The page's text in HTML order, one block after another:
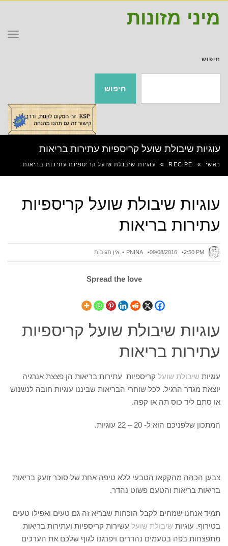
מיני מזונות
חיפוש
חיפוש
עוגיות שיבולת שועל קריספיות עתירות בריאות
ראשי »
RECIPE
» עוגיות שיבולת שועל קריספיות עתירות בריאות
עוגיות שיבולת שועל קריספיות
עתירות בריאות
PNINA 09/08/2016 2:50 PM אין תגובות
Spread the love
עוגיות שיבולת שועל קריספיות
עתירות בריאות
עוגיות שיבולת שועל קריספיות עתירות בריאות הן פצצת אנרגיה
יוצאת מגדר הרגיל. לכל שוחרי הבריאות שביננו עוגיות חובה לנשנוש
או סתם ליד כוס תה או קפה.
המתכון שלפניכם הוא ל- 20 – 22 עוגיות.
צבען הכהה מהקקאו הטבעי ללא טיפה אחת של סוכר זועק בריאות
בריאות בריאות והטעם פשוט נהדר.
תמיד אנחנו שמחים לקבל הוכחות שבריא זה גם טעים ואפילו טעים
בטירוף. עוגיות שיבולת שועל עשירות קריספיות ועתירות בריאות
מתפצחות בפה בטעמים נהדרים ויפרגנו לגוף שלכם את הערכים